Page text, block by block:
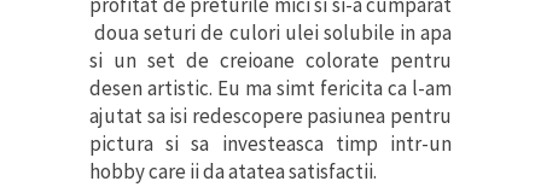
doua seturi de culori ulei solubile in apa
si un set de creioane colorate pentru
desen artistic. Eu ma simt fericita ca l-am
ajutat sa isi redescopere pasiunea pentru
pictura si sa investeasca timp intr-un
hobby care ii da atatea satisfactii.